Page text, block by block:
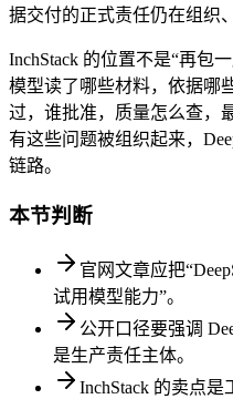
据交付的正式责任仍在组织
InchStack 的位置不是“再包
模型读了哪些材料，依据哪
过，谁批准，质量怎么查，
有这些问题被组织起来，
链路。
本节判断
官网文章应把
试用模型能力”。
公开口径要强调
是生产责任主体。
InchStack 的卖点